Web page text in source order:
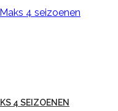
4 SEIZOENEN